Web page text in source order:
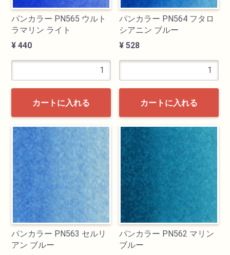
パンカラー PN565 ウルト
ラマリン ライト
¥ 440
カートに入れる
パンカラー PN564 フタロ
シアニン ブルー
¥ 528
カートに入れる
パンカラー PN563 セルリ
アン ブルー
パンカラー PN562 マリン
ブルー